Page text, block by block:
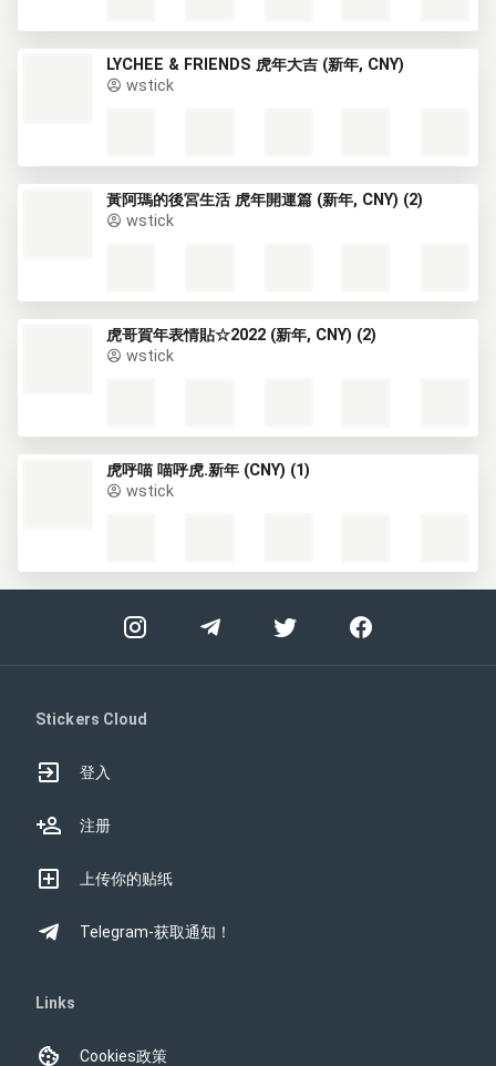
LYCHEE & FRIENDS 虎年大吉 (新年, CNY)
wstick
黃阿瑪的後宮生活 虎年開運篇 (新年, CNY) (2)
wstick
虎哥賀年表情貼☆2022 (新年, CNY) (2)
wstick
虎呼喵 喵呼虎.新年 (CNY) (1)
wstick
Stickers Cloud
登入
注册
上传你的贴纸
Telegram-获取通知！
Links
Cookies政策